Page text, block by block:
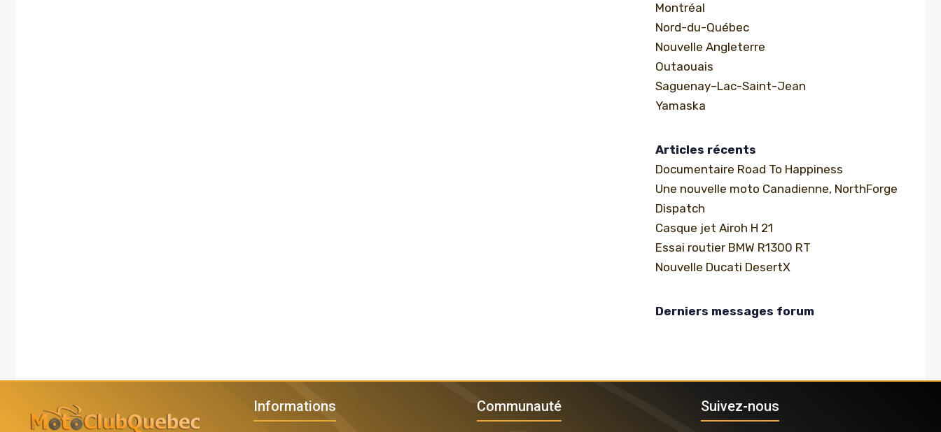
Montréal
Nord-du-Québec
Nouvelle Angleterre
Outaouais
Saguenay–Lac-Saint-Jean
Yamaska
Articles récents
Documentaire Road To Happiness
Une nouvelle moto Canadienne, NorthForge
Dispatch
Casque jet Airoh H 21
Essai routier BMW R1300 RT
Nouvelle Ducati DesertX
Derniers messages forum
Informations Communauté Suivez-nous